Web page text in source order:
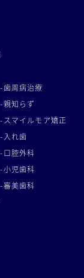
-歯周病治療
-親知らず
-スマイルモア矯正
-入れ歯
-口腔外科
-小児歯科
-審美歯科